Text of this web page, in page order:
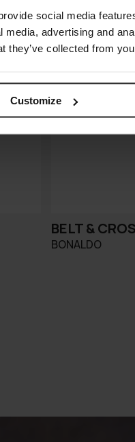
social media
advertising and
they’ve collected from
Customize
BELT &
BONALDO